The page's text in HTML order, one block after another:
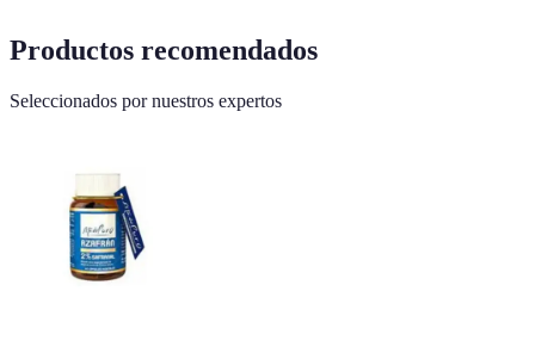
Productos recomendados
Seleccionados por nuestros expertos